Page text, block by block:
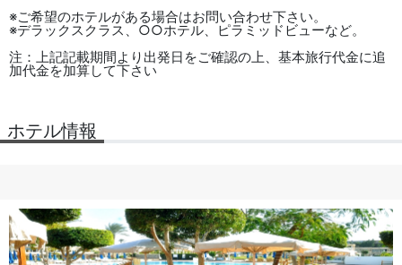
※ご希望のホテルがある場合はお問い合わせ下さい。
※デラックスクラス、○○ホテル、ピラミッドビューなど。
注：上記記載期間より出発日をご確認の上、基本旅行代金に追
加代金を加算して下さい
ホテル情報